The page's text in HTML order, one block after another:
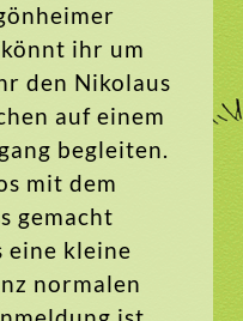
ihr um
den Nikolaus
auf einem
begleiten.
mit dem
gemacht
eine kleine
normalen